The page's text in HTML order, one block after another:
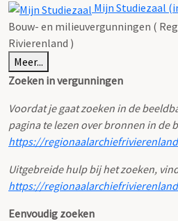
Mijn Studiezaal
Bouw- en milieuvergunningen (
Rivierenland )
Meer...
Zoeken in vergunningen
Voordat je gaat zoeken in de
pagina te lezen over bronnen in de
https://
Uitgebreide hulp bij het zoeken,
https://
Eenvoudig zoeken